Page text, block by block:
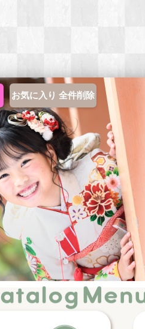
お気に入り 全件削除